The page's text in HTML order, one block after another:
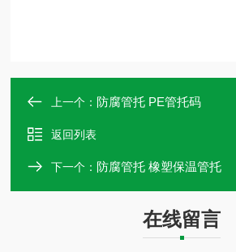
上一个： 防腐管托 PE管托码
返回列表
下一个： 防腐管托 橡塑保温管托
在线留言